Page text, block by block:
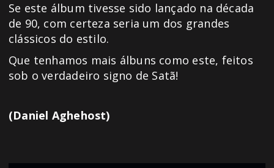
Se este álbum tivesse sido lançado na década
de 90, com certeza seria um dos grandes
clássicos do estilo.
Que tenhamos mais álbuns como este, feitos
sob o verdadeiro signo de Satã!
(Daniel Aghehost)